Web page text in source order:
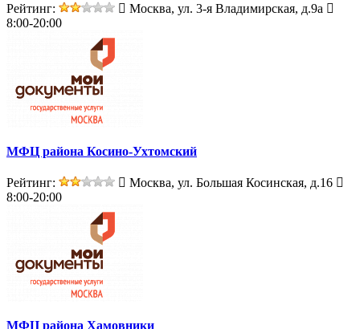
Рейтинг:
Москва, ул. 3-я Владимирская, д.9а
8:00-20:00
МФЦ района Косино-Ухтомский
Рейтинг:
Москва, ул. Большая Косинская, д.16
8:00-20:00
МФЦ района Хамовники